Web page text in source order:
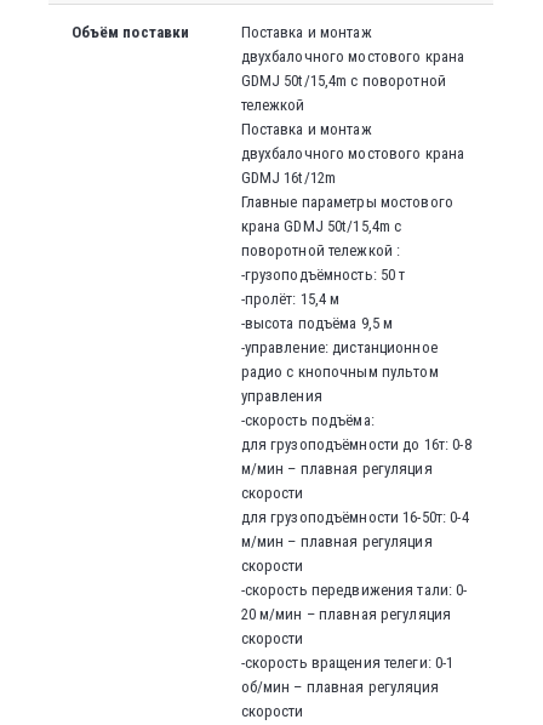
Объём поставки
Поставка и монтаж
двухбалочного мостового крана
GDMJ 50t/15,4m с поворотной
тележкой
Поставка и монтаж
двухбалочного мостового крана
GDMJ 16t/12m
Главные параметры мостового
крана GDMJ 50t/15,4m с
поворотной тележкой :
-грузоподъёмность: 50 т
-пролёт: 15,4 м
-высота подъёма 9,5 м
-управление: дистанционное
радио с кнопочным пультом
управления
-скорость подъёма:
для грузоподъёмности до 16т: 0-8
м/мин – плавная регуляция
скорости
для грузоподъёмности 16-50т: 0-4
м/мин – плавная регуляция
скорости
-скорость передвижения тали: 0-
20 м/мин – плавная регуляция
скорости
-скорость вращения телеги: 0-1
об/мин – плавная регуляция
скорости